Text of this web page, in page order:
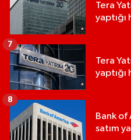
Tera
yaptığı
Tera
yaptığı
7
Bank of
satım
8